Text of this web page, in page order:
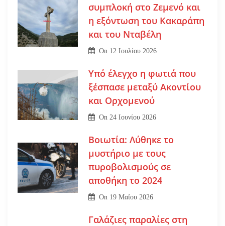
συμπλοκή στο Ζεμενό και
η εξόντωση του Κακαράπη
και του Νταβέλη
On 12 Ιουλίου 2026
Υπό έλεγχο η φωτιά που
ξέσπασε μεταξύ Ακοντίου
και Ορχομενού
On 24 Ιουνίου 2026
Βοιωτία: Λύθηκε το
μυστήριο με τους
πυροβολισμούς σε
αποθήκη το 2024
On 19 Μαΐου 2026
Γαλάζιες παραλίες στη